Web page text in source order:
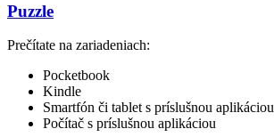
Puzzle
Prečítate na zariadeniach:
Pocketbook
Kindle
Smartfón či tablet s príslušnou aplikáciou
Počítač s príslušnou aplikáciou